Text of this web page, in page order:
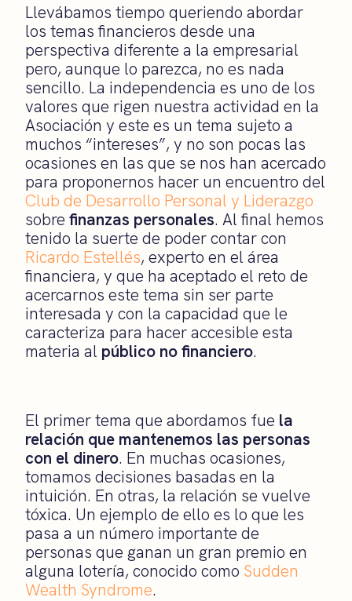
Llevábamos tiempo queriendo abordar
los temas financieros desde una
perspectiva diferente a la empresarial
pero, aunque lo parezca, no es nada
sencillo. La independencia es uno de los
valores que rigen nuestra actividad en la
Asociación y este es un tema sujeto a
muchos “intereses”, y no son pocas las
ocasiones en las que se nos han acercado
para proponernos hacer un encuentro del
Club de Desarrollo Personal y Liderazgo
sobre finanzas personales. Al final hemos
tenido la suerte de poder contar con
Ricardo Estellés, experto en el área
financiera, y que ha aceptado el reto de
acercarnos este tema sin ser parte
interesada y con la capacidad que le
caracteriza para hacer accesible esta
materia al público no financiero.
El primer tema que abordamos fue la
relación que mantenemos las personas
con el dinero. En muchas ocasiones,
tomamos decisiones basadas en la
intuición. En otras, la relación se vuelve
tóxica. Un ejemplo de ello es lo que les
pasa a un número importante de
personas que ganan un gran premio en
alguna lotería, conocido como Sudden
Wealth Syndrome.